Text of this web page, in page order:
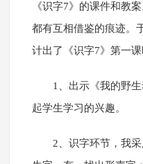
《识字7》的课件和教
都有互相借鉴的痕迹。
计出了《识字7》第一课
1、出示《我的野
起学生学习的兴趣。
2、识字环节，我